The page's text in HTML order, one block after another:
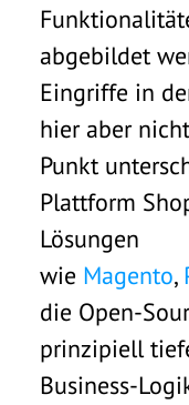
abgebildet
Eingriffe in
hier aber
Punkt
Plattform
Lösungen
wie Magento,
die Open-
prinzipiell
Business-